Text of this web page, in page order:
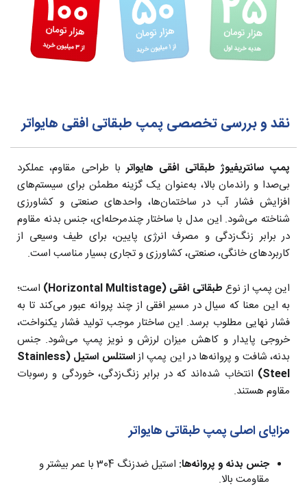
نقد و بررسی تخصصی پمپ طبقاتی افقی هایواتر
پمپ سانتریفیوژ طبقاتی افقی هایواتربا طراحی مقاوم، عملکرد
بی‌صدا و راندمان بالا، به‌عنوان یک گزینه مطمئن برای سیستم‌های
افزایش فشار آب در ساختمان‌ها، واحدهای صنعتی و کشاورزی
شناخته می‌شود. این مدل با ساختار چندمرحله‌ای، جنس بدنه مقاوم
در برابر زنگ‌زدگی و مصرف انرژی پایین، برای طیف وسیعی از
کاربردهای خانگی، صنعتی، کشاورزی و تجاری بسیار مناسب است.
این پمپ از نوع طبقاتی افقی (Horizontal Multistage)
است؛
به این معنا که سیال در مسیر افقی از چند پروانه عبور می‌کند تا به
فشار نهایی مطلوب برسد. این ساختار موجب تولید فشار یکنواخت،
خروجی پایدار و کاهش میزان لرزش و نویز پمپ می‌شود. جنس
بدنه، شافت و پروانه‌ها در این پمپ از
استنلس استیل (Stainless
Steel) انتخاب شده‌اند که در برابر زنگ‌زدگی، خوردگی و رسوبات
مقاوم هستند.
مزایای اصلی پمپ طبقاتی هایواتر
جنس بدنه و پروانه‌ها:
استیل ضدزنگ 304 با عمر بیشتر و
مقاومت بالا.